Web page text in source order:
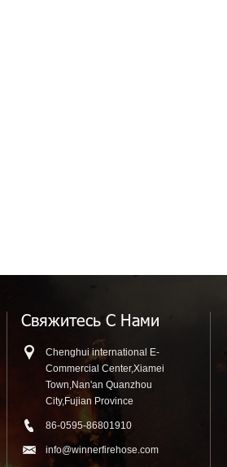
Свяжитесь С Нами
Chenghui international E-
Commercial Center,Xiamei
Town,Nan'an Quanzhou
City,Fujian Province
86-0595-86801910
info@winnerfirehose.com